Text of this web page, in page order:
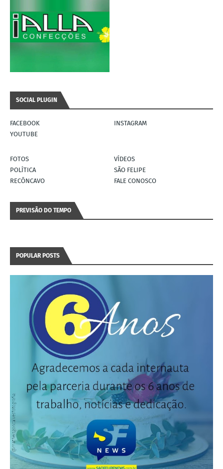
SOCIAL PLUGIN
FACEBOOK
INSTAGRAM
YOUTUBE
FOTOS
VÍDEOS
POLÍTICA
SÃO FELIPE
RECÔNCAVO
FALE CONOSCO
PREVISÃO DO TEMPO
POPULAR POSTS